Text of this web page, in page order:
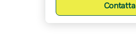
Contatta